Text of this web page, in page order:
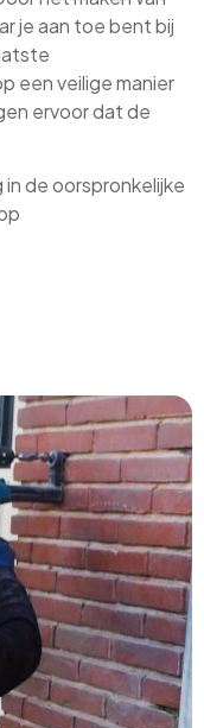
je aan toe bent bij
een veilige manier
ervoor dat de
de oorspronkelijke